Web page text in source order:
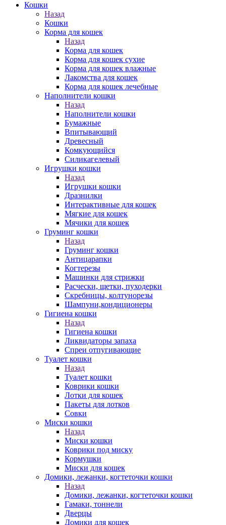
Кошки
Назад
Кошки
Корма для кошек
Назад
Корма для кошек
Корма для кошек сухие
Корма для кошек влажные
Лакомства для кошек
Корма для кошек лечебные
Наполнители кошки
Назад
Наполнители кошки
Бумажные
Впитывающий
Древесный
Комкующийся
Силикагелевый
Игрушки кошки
Назад
Игрушки кошки
Дразнилки
Интерактивные для кошек
Мягкие для кошек
Мячики для кошек
Груминг кошки
Назад
Груминг кошки
Антицарапки
Когтерезы
Машинки для стрижки
Расчески, щетки, пуходерки
Скребницы, колтунорезы
Шампуни,кондиционеры
Гигиена кошки
Назад
Гигиена кошки
Ликвидаторы запаха
Спреи отпугивающие
Туалет кошки
Назад
Туалет кошки
Коврики кошки
Лотки для кошек
Пакеты для лотков
Совки
Миски кошки
Назад
Миски кошки
Коврики под миску
Кормушки
Миски для кошек
Домики, лежанки, когтеточки кошки
Назад
Домики, лежанки, когтеточки кошки
Гамаки, тоннели
Дверцы
Домики для кошек